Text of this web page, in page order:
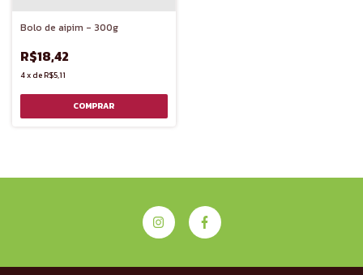
Bolo de aipim - 300g
R$18,42
4xdeR$5,11